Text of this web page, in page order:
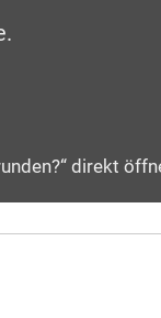
.
direkt